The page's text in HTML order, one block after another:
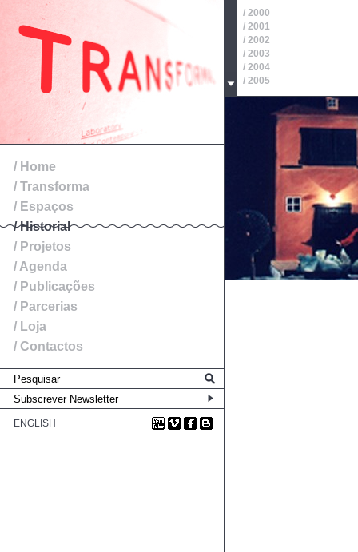
/ Home
/ Transforma
/ Espaços
/ Historial
/ Projetos
/ Agenda
/ Publicações
/ Parcerias
/ Loja
/ Contactos
ENGLISH
/ 2000
/ 2001
/ 2002
/ 2003
/ 2004
/ 2005
/ 2006